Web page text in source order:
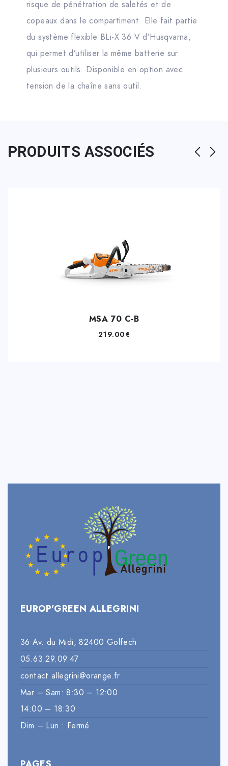
risque de pénétration de saletés et de
copeaux dans le compartiment. Elle fait partie
du système flexible BLi-X 36 V d’Husqvarna,
qui permet d’utiliser la même batterie sur
plusieurs outils. Disponible en option avec
tension de la chaîne sans outil.
PRODUITS ASSOCIÉS
MSA 70 C-B
219.00€
EUROP’GREEN ALLEGRINI
36 Av. du Midi, 82400 Golfech
05.63.29.09.47
contact.allegrini@orange.fr
Mar – Sam: 8:30 – 12:00
14:00 – 18:30
Dim – Lun : Fermé